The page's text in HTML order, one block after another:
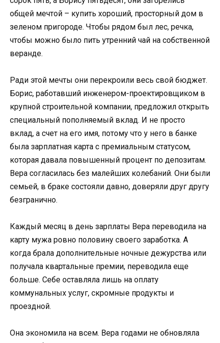
общей мечтой – купить хороший, просторный дом в
зеленом пригороде. Чтобы рядом был лес, речка,
чтобы можно было пить утренний чай на собственной
веранде.
Ради этой мечты они перекроили весь свой бюджет.
Борис, работавший инженером-проектировщиком в
крупной строительной компании, предложил открыть
специальный пополняемый вклад. И не просто
вклад, а счет на его имя, потому что у него в банке
была зарплатная карта с премиальным статусом,
которая давала повышенный процент по депозитам.
Вера согласилась без малейших колебаний. Они были
семьей, в браке состояли давно, доверяли друг другу
безгранично.
Каждый месяц в день зарплаты Вера переводила на
карту мужа ровно половину своего заработка. А
когда брала дополнительные ночные дежурства или
получала квартальные премии, переводила еще
больше. Себе оставляла лишь на оплату
коммунальных услуг, скромные продукты и
проездной.
Она экономила на всем. Вера годами не обновляла